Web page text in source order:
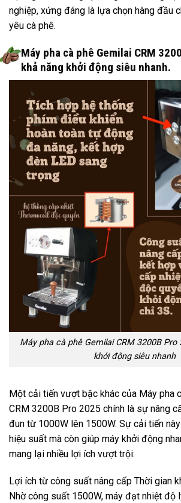
nghiệp, xứng đáng là lựa chọn hàng đầu
yêu cà phê.
Máy pha cà phê Gemilai CRM
khả năng khởi động siêu nhanh.
Máy pha cà phê Gemilai CRM 3200B Pro
khởi động siêu nhanh
Một cải tiến vượt bậc khác của Máy pha
CRM 3200B Pro 2025 chính là sự nâng
đun từ 1000W lên 1500W. Sự cải tiến
hiệu suất mà còn giúp máy khởi động
mang lại nhiều lợi ích vượt trội:
Lợi ích từ công suất nâng cấp Thời gian
Nhờ công suất 1500W, máy đạt nhiệt độ